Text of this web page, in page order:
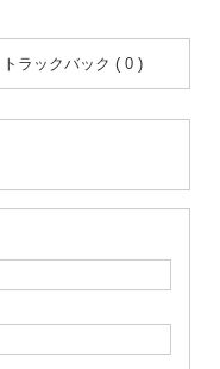
トラックバック ( 0 )